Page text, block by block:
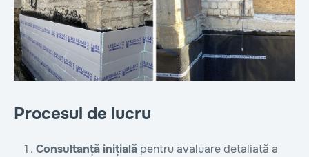
Procesul de lucru
Consultanță inițială pentru avaluare detaliată a